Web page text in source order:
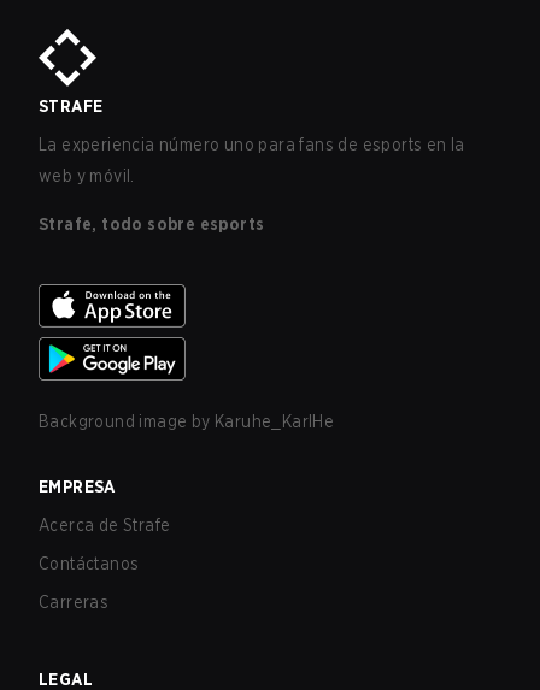
STRAFE
La experiencia número uno para fans de esports en la
web y móvil.
Strafe, todo sobre esports
Background image by Karuhe_KarlHe
EMPRESA
Acerca de Strafe
Contáctanos
Carreras
LEGAL